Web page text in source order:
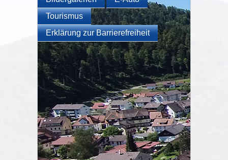
Tourismus
Erklärung zur Barrierefreiheit